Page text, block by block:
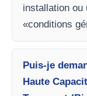
installation ou
«conditions
Puis-je
Haute